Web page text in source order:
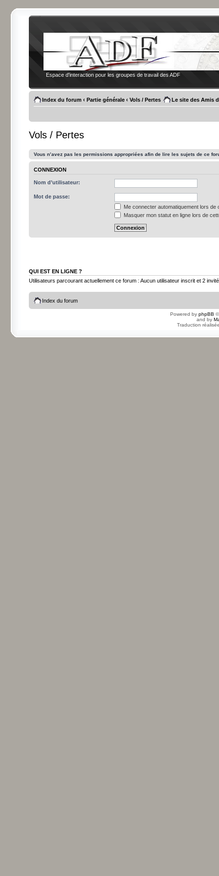
Espace d'interaction pour les groupes de travail des ADF
Index du forum ‹ Partie générale ‹ Vols / Pertes Le site des Amis
Vols / Pertes
Vous n’avez pas les permissions appropriées afin de lire les sujets de ce
CONNEXION
Nom d’utilisateur:
Mot de passe:
Me connecter automatiquement lors de
Masquer mon statut en ligne lors de
QUI EST EN LIGNE ?
Utilisateurs parcourant actuellement ce forum : Aucun utilisateur inscrit et 2
Index du forum
Powered by phpBB
and by
Traduction